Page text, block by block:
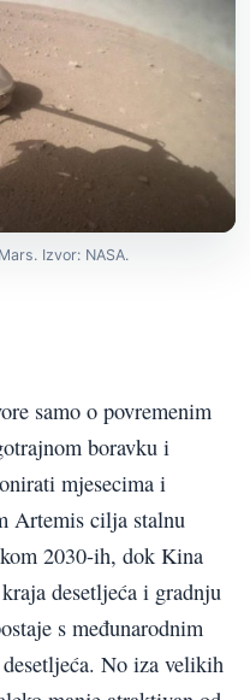
Izvor: NASA.
samo o povremenim
boravku i
mjesecima i
Artemis cilja stalnu
2030-ih, dok Kina
desetljeća i gradnju
s međunarodnim
No iza velikih